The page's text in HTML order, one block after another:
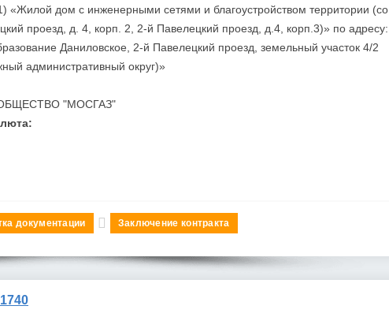
«Жилой дом с инженерными сетями и благоустройством территории (со
проезд, д. 4, корп. 2, 2-й Павелецкий проезд, д.4, корп.3)» по адресу:
Даниловское, 2-й Павелецкий проезд, земельный участок 4/2
административный округ)»
"МОСГАЗ"
документации Заключение контракта